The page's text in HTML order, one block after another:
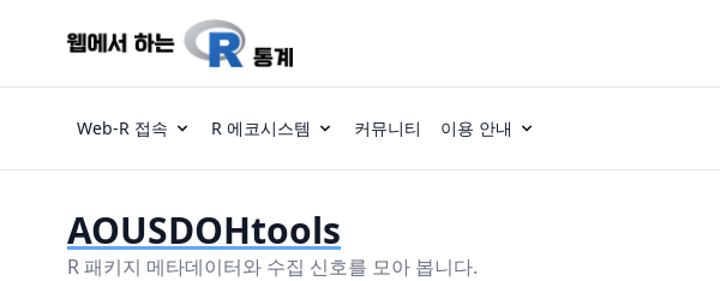
Web-R 접속 R 에코시스템 커뮤니티 이용 안내
AOUSDOHtools
R 패키지 메타데이터와 수집 신호를 모아 봅니다.